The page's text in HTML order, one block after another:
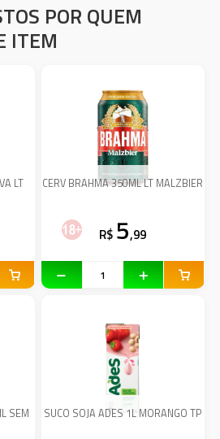
POR QUEM
ITEM
LT CERV BRAHMA 350ML LT MALZBIER
R$ 5,99
SEM SUCO SOJA ADES 1L MORANGO TP